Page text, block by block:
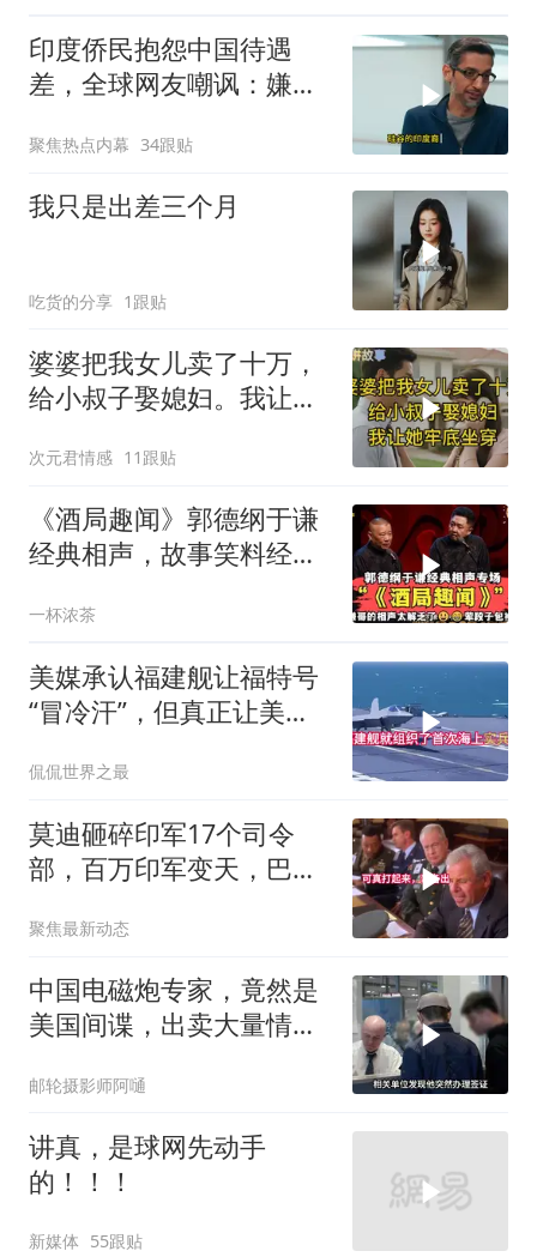
印度侨民抱怨中国待遇
差，全球网友嘲讽：嫌差
聚焦热点内幕 34跟贴
我只是出差三个月
吃货的分享 1跟贴
婆婆把我女儿卖了十万，
给小叔子娶媳妇。我让她
次元君情感 11跟贴
《酒局趣闻》郭德纲于谦
经典相声，故事笑料经典
一杯浓茶
美媒承认福建舰让福特号
“冒冷汗”，但真正让美国
侃侃世界之最
莫迪砸碎印军17个司令
部，百万印军变天，巴铁
聚焦最新动态
中国电磁炮专家，竟然是
美国间谍，出卖大量情
邮轮摄影师阿嗵
讲真，是球网先动手
的！！！
新媒体 55跟贴